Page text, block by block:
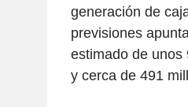
generación de
previsiones
estimado de unos
y cerca de 491